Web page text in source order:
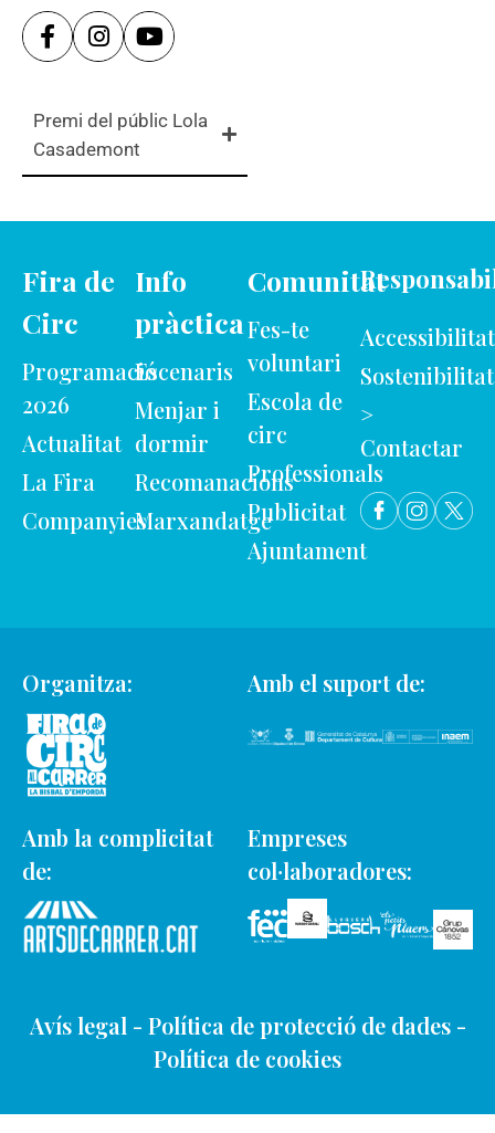
Premi del públic Lola
Casademont
Fira de
Circ
Programació
2026
Actualitat
La Fira
Companyies
Info
pràctica
Escenaris
Menjar i
dormir
Recomanacions
Marxandatge
Comunitat
Fes-te
voluntari
Escola de
circ
Professionals
Publicitat
Ajuntament
Accessibilitat
Sostenibilitat
>
Contactar
Organitza: Amb el suport de:
Amb la complicitat
de:
Empreses
col·laboradores:
Avís legal - Política de protecció de dades-
Política de cookies